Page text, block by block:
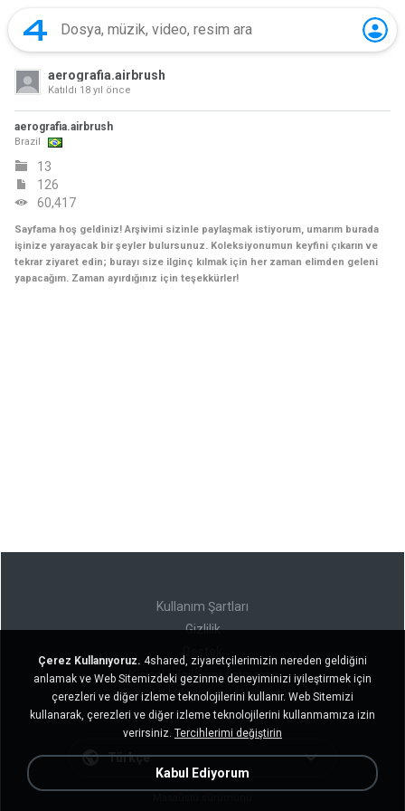
aerografia.airbrush
Katıldı 18 yıl önce
aerografia.airbrush
Brazil
13
126
60,417
Sayfama hoş geldiniz! Arşivimi sizinle paylaşmak istiyorum, umarım burada
işinize yarayacak bir şeyler bulursunuz. Koleksiyonumun keyfini çıkarın ve
tekrar ziyaret edin; burayı size ilginç kılmak için her zaman elimden geleni
yapacağım. Zaman ayırdığınız için teşekkürler!
Kullanım Şartları
Gizlilik
Kişisel bilgilerimi satmayın
Kişisel bilgilerimi paylaşmayın
Türkçe
Çerez Kullanıyoruz. 4shared, ziyaretçilerimizin nereden geldiğini
anlamak ve Web Sitemizdeki gezinme deneyiminizi iyileştirmek için
çerezleri ve diğer izleme teknolojilerini kullanır. Web Sitemizi
kullanarak, çerezleri ve diğer izleme teknolojilerini kullanmamıza izin
verirsiniz. Tercihlerimi değiştirin
Kabul Ediyorum